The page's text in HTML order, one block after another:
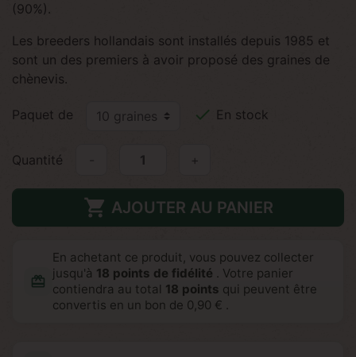
(90%).
Les breeders hollandais sont installés depuis 1985 et
sont un des premiers à avoir proposé des graines de
chènevis.
Paquet de  En stock
Quantité +
 AJOUTER AU PANIER
redeem
En achetant ce produit, vous pouvez collecter
jusqu'à 18 points de fidélité . Votre panier
contiendra au total 18 points qui peuvent être
convertis en un bon de 0,90 € .